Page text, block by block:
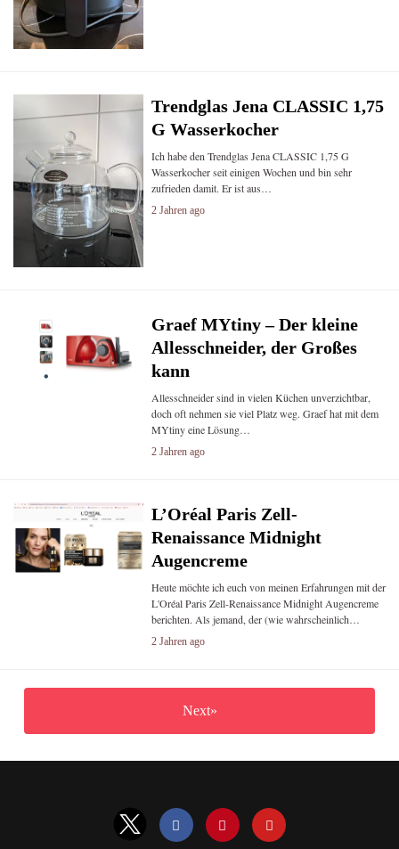
Trendglas Jena CLASSIC 1,75
G Wasserkocher
Ich habe den Trendglas Jena CLASSIC 1,75 G
Wasserkocher seit einigen Wochen und bin sehr
zufrieden damit. Er ist aus…
2 Jahren ago
Graef MYtiny – Der kleine
Allesschneider, der Großes
kann
Allesschneider sind in vielen Küchen unverzichtbar,
doch oft nehmen sie viel Platz weg. Graef hat mit dem
MYtiny eine Lösung…
2 Jahren ago
L’Oréal Paris Zell-
Renaissance Midnight
Augencreme
Heute möchte ich euch von meinen Erfahrungen mit der
L'Oréal Paris Zell-Renaissance Midnight Augencreme
berichten. Als jemand, der (wie wahrscheinlich…
2 Jahren ago
Next»